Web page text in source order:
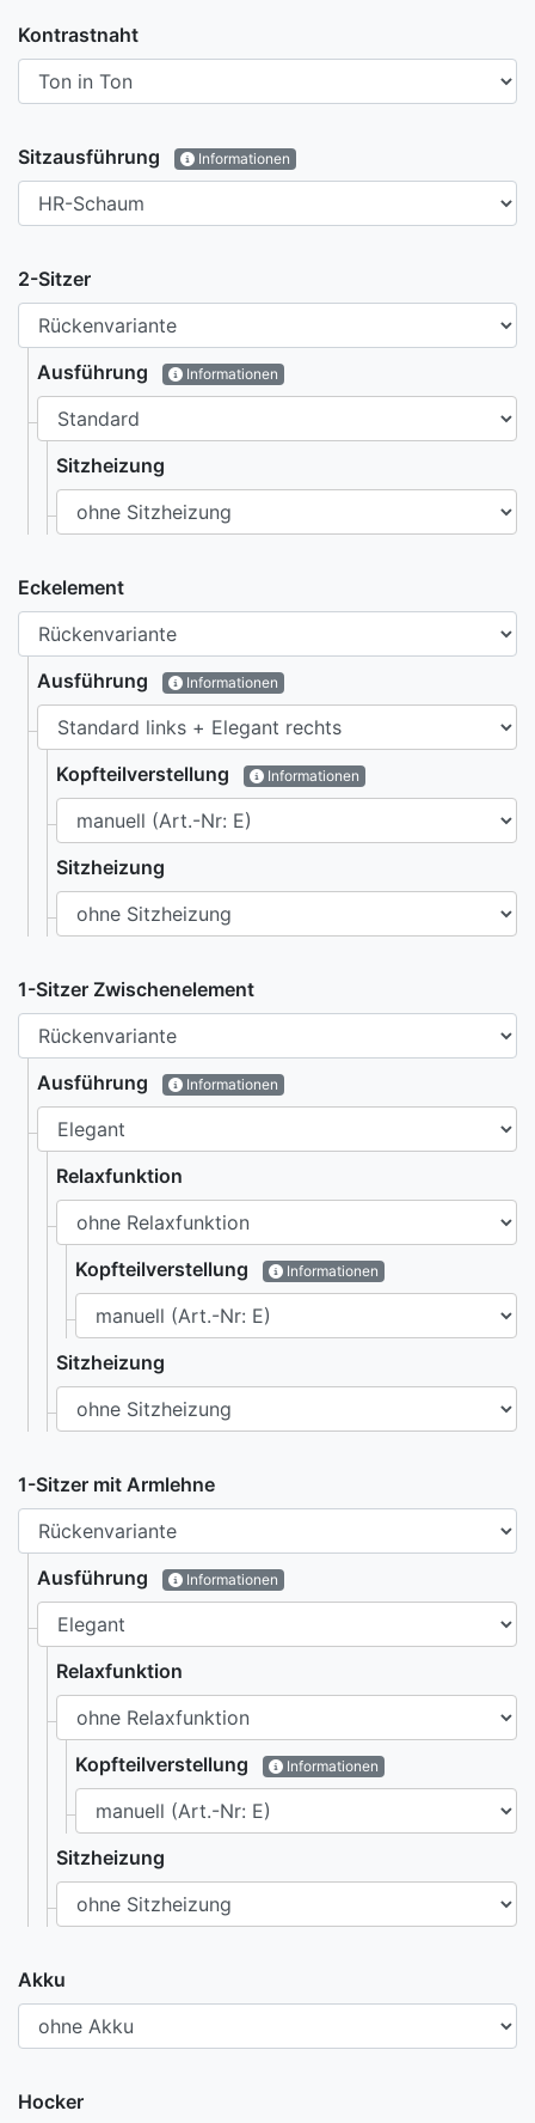
Kontrastnaht
Sitzausführung Informationen
2-Sitzer
Ausführung Informationen
Sitzheizung
Eckelement
Ausführung Informationen
Kopfteilverstellung Informationen
Sitzheizung
1-Sitzer Zwischenelement
Ausführung Informationen
Relaxfunktion
Kopfteilverstellung Informationen
Sitzheizung
1-Sitzer mit Armlehne
Ausführung Informationen
Relaxfunktion
Kopfteilverstellung Informationen
Sitzheizung
Akku
Hocker